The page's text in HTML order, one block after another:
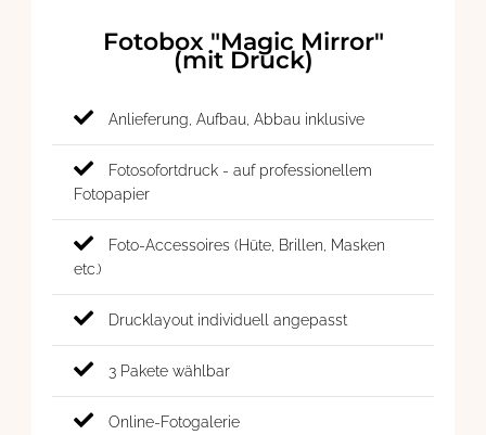
Fotobox "Magic Mirror"
(mit Druck)
Anlieferung, Aufbau, Abbau inklusive
Fotosofortdruck - auf professionellem
Fotopapier
Foto-Accessoires (Hüte, Brillen, Masken
etc.)
Drucklayout individuell angepasst
3 Pakete wählbar
Online-Fotogalerie